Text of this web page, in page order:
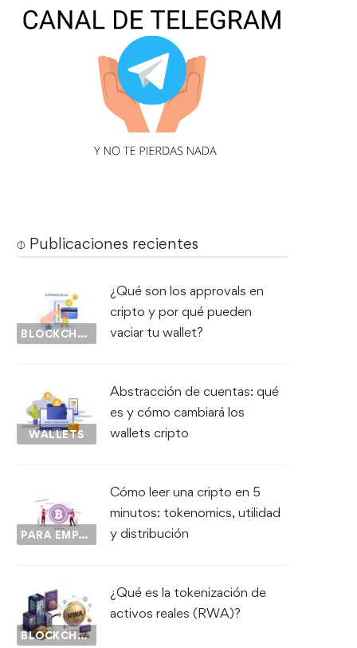
⌽ Publicaciones recientes
BLOCKCHAIN
¿Qué son los approvals en
cripto y por qué pueden
vaciar tu wallet?
WALLETS
Abstracción de cuentas: qué
es y cómo cambiará los
wallets cripto
PARA EMPEZAR...
Cómo leer una cripto en 5
minutos: tokenomics, utilidad
y distribución
BLOCKCHAIN
¿Qué es la tokenización de
activos reales (RWA)?